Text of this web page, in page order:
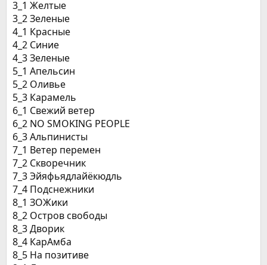
3_1 Желтые
3_2 Зеленые
4_1 Красные
4_2 Синие
4_3 Зеленые
5_1 Апельсин
5_2 Оливье
5_3 Карамель
6_1 Свежий ветер
6_2 NO SMOKING PEOPLE
6_3 Альпинисты
7_1 Ветер перемен
7_2 Скворечник
7_3 Эйяфьядлайёкюдль
7_4 Подснежники
8_1 ЗОЖики
8_2 Остров свободы
8_3 Дворик
8_4 КарАмба
8_5 На позитиве